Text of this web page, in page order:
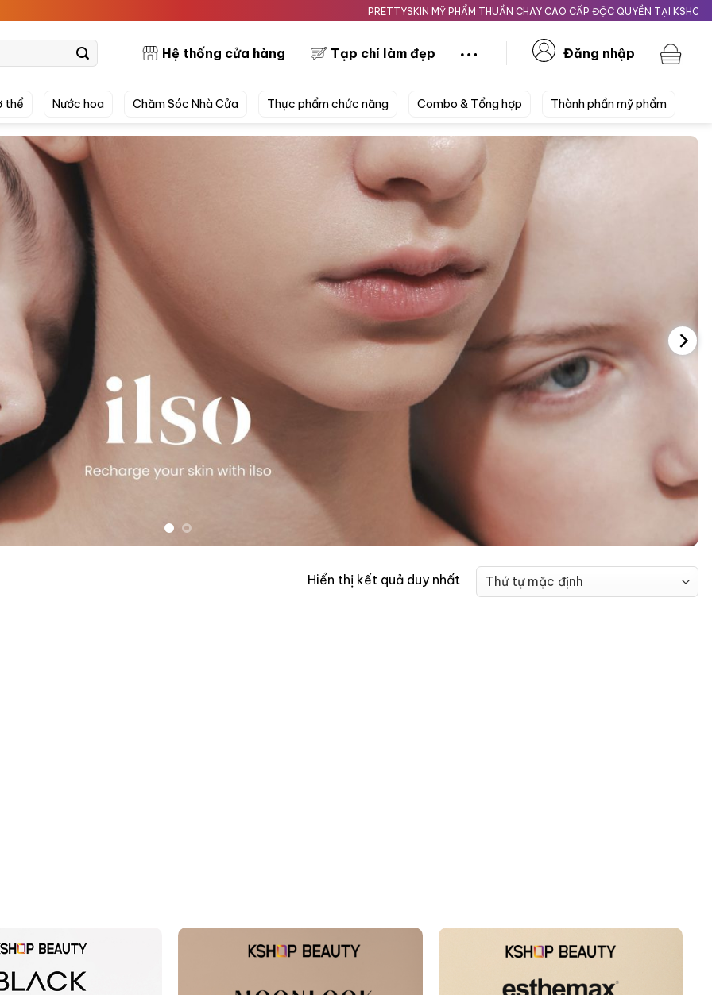
PRETTYSKIN MỸ PHẨM THUẦN CHAY CAO CẤP ĐỘC QUYỀN TẠI KSHOPBEAUTY.VN
Hệ thống cửa hàng Tạp chí làm đẹp Đăng nhập
thể Nước hoa Chăm Sóc Nhà Cửa Thực phẩm chức năng Combo & Tổng hợp Thành phần mỹ phẩm
Hiển thị kết quả duy nhất